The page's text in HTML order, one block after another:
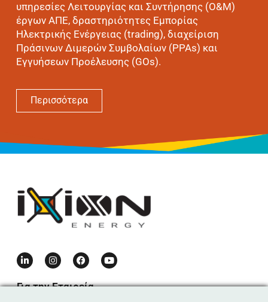
υπηρεσίες Λειτουργίας και Συντήρησης (O&M)
έργων ΑΠΕ, δραστηριότητες Εμπορίας
Ηλεκτρικής Ενέργειας (trading), διαχείριση
Πράσινων Διμερών Συμβολαίων (PPAs) και
Εγγυήσεων Προέλευσης (GOs).
Περισσότερα
Για την Εταιρεία